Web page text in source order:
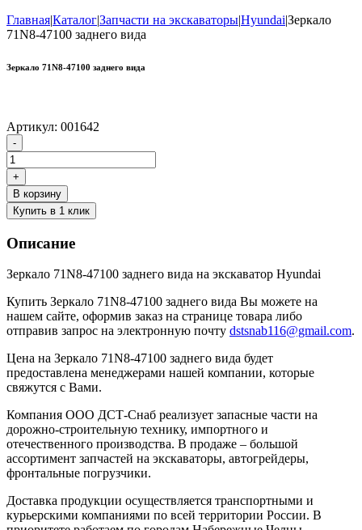
Главная|Каталог|Запчасти на экскаваторы|Hyundai|Зеркало
71N8-47100 заднего вида
Зеркало 71N8-47100 заднего вида
Артикул: 001642
Количество
товара
Зеркало
71N8-
47100
заднего
-
+
В корзину
Купить в 1 клик
Описание
Зеркало 71N8-47100 заднего вида на экскаватор Hyundai
Купить Зеркало 71N8-47100 заднего вида Вы можете на
нашем сайте, оформив заказ на странице товара либо
отправив запрос на электронную почту dstsnab116@gmail.com.
Цена на Зеркало 71N8-47100 заднего вида будет
предоставлена менеджерами нашей компании, которые
свяжутся с Вами.
Компания ООО ДСТ-Снаб реализует запасные части на
дорожно-строительную технику, импортного и
отечественного производства. В продаже – большой
ассортимент запчастей на экскаваторы, автогрейдеры,
фронтальные погрузчики.
Доставка продукции осуществляется транспортными и
курьерскими компаниями по всей территории России. В